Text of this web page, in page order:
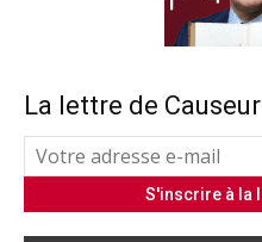
La lettre de Causeur